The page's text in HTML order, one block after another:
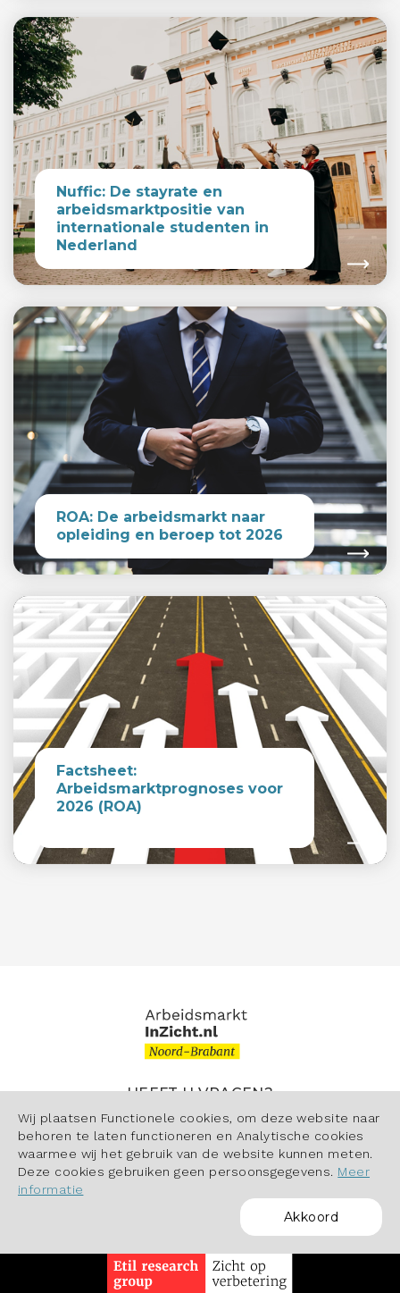
Wij plaatsen Functionele cookies, om deze website naar
behoren te laten functioneren en Analytische cookies
waarmee wij het gebruik van de website kunnen meten.
Deze cookies gebruiken geen persoonsgegevens. Meer
informatie
Akkoord
Nuffic: De stayrate en
arbeidsmarktpositie van
internationale studenten in
Nederland
ROA: De arbeidsmarkt naar
opleiding en beroep tot 2026
Factsheet:
Arbeidsmarktprognoses voor
2026 (ROA)
HEEFT U VRAGEN?
Contact
POWERED BY